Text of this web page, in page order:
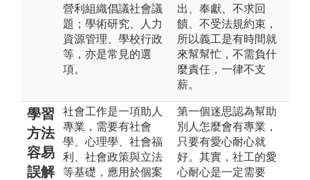
營利組織倡議社會議
題；學術研究、人力
資源管理、學校行政
等，亦是常見的選
項。
出、奉獻、不求回
饋、不受法規約束，
所以義工是有時間就
來幫幫忙，不需負什
麼責任，一律不支
薪。
學習
方法
容易
誤解
社會工作是一項助人
專業，需要有社會
學、心理學、社會福
利、社會政策與立法
等基礎，應用於個案
第一個迷思認為幫助
別人怎麼會有專業，
只要有愛心耐心就
好。其實，社工的愛
心耐心是一定需要